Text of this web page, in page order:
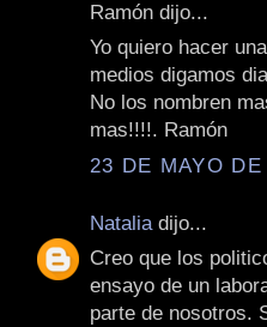
Ramón dijo...
Yo quiero hacer
medios digamos
No los nombren
mas!!!!. Ramón
23 DE MAYO
Natalia dijo...
Creo que los
ensayo de un
parte de nosotros.